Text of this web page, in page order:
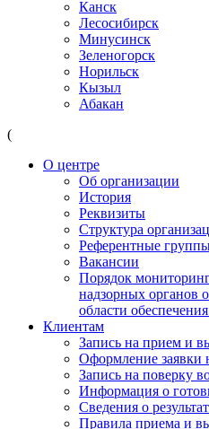
Канск
Лесосибирск
Минусинск
Зеленогорск
Норильск
Кызыл
Абакан
(
О центре
Об организации
История
Реквизиты
Структура
Референтные
Вакансии
Порядок
надзорных органов
области
Клиентам
Запись на прием и
Оформление заявки
Запись на поверку
Информация о
Сведения о
Правила приема и